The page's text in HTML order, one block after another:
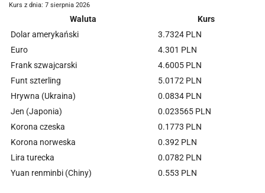
Kurs z dnia: 7 sierpnia 2026
Waluta
Kurs
Dolar amerykański
3.7324 PLN
Euro
4.301 PLN
Frank szwajcarski
4.6005 PLN
Funt szterling
5.0172 PLN
Hrywna (Ukraina)
0.0834 PLN
Jen (Japonia)
0.023565 PLN
Korona czeska
0.1773 PLN
Korona norweska
0.392 PLN
Lira turecka
0.0782 PLN
Yuan renminbi (Chiny)
0.553 PLN